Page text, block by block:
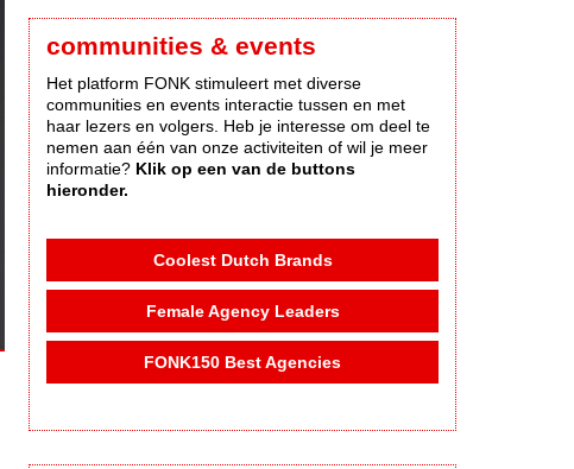
communities & events
Het platform FONK stimuleert met diverse
communities en events interactie tussen en met
haar lezers en volgers. Heb je interesse om deel te
nemen aan één van onze activiteiten of wil je meer
informatie? Klik op een van de buttons
hieronder.
Coolest Dutch Brands
Female Agency Leaders
FONK150 Best Agencies